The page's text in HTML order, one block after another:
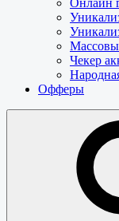
Онлайн
Чекер
Офферы